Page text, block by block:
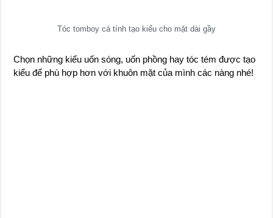
Tóc tomboy cá tính tạo kiểu cho mặt dài gầy
Chọn những kiểu uốn sóng, uốn phồng hay tóc tém được tạo
kiểu để phù hợp hơn với khuôn mặt của mình các nàng nhé!